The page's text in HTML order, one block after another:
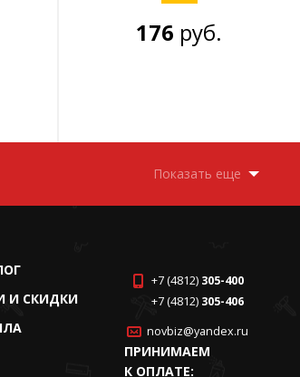
176 руб.
Показать еще
И СКИДКИ
+7 (4812) 305-400
+7 (4812) 305-406
novbiz@yandex.ru
ПРИНИМАЕМ
К ОПЛАТЕ: